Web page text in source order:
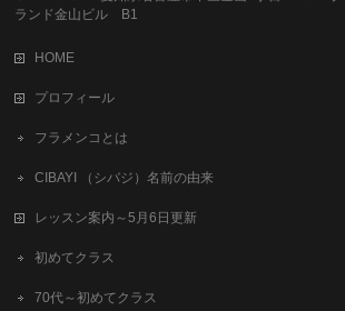
ランド金山ビル B1
HOME
プロフィール
フラメンコとは
CIBAYI （シバジ）名前の由来
レッスン案内～5月6日更新
初めてクラス
70代～初めてクラス